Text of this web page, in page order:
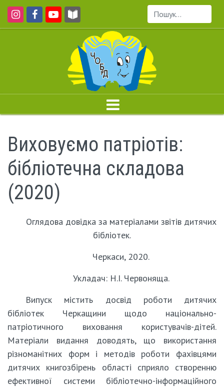
Пошук...
Виховуємо патріотів:
бібліотечна складова
(2020)
Оглядова довідка за матеріалами звітів дитячих
бібліотек.
Черкаси, 2020.
Укладач: Н.І. Червоняща.
Випуск містить досвід роботи дитячих
бібліотек Черкащини щодо національно-
патріотичного виховання користувачів-дітей.
Матеріали видання доводять, що використання
різноманітних форм і методів роботи фахівцями
дитячих книгозбірень області сприяло створенню
ефективної системи бібліотечно-інформаційного